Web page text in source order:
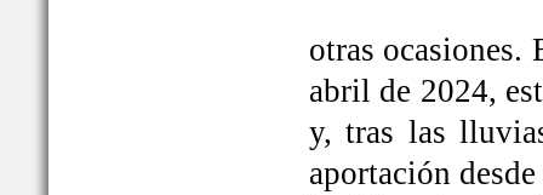
otras ocasiones.
abril de 2024,
y, tras las
aportación